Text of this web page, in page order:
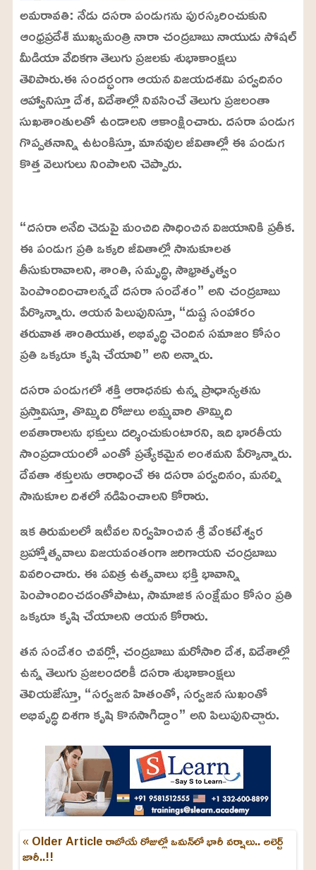
అమరావతి: నేడు దసరా పండుగను పురస్కరించుకుని
ఆంధ్రప్రదేశ్ ముఖ్యమంత్రి నారా చంద్రబాబు నాయుడు సోషల్
మీడియా వేదికగా తెలుగు ప్రజలకు శుభాకాంక్షలు
తెలిపారు.ఈ సందర్భంగా ఆయన విజయదశమి పర్వదినం
ఆహ్వానిస్తూ దేశ, విదేశాల్లో నివసించే తెలుగు ప్రజలంతా
సుఖశాంతులతో ఉండాలని ఆకాంక్షించారు. దసరా పండుగ
గొప్పతనాన్ని ఉటంకిస్తూ, మానవుల జీవితాల్లో ఈ పండుగ
కొత్త వెలుగులు నింపాలని చెప్పారు.
U
n
m
u
t
e
a
d
d
:
2
.
6
3
%
“దసరా అనేది చెడుపై మంచిది సాధించిన విజయానికి ప్రతీక.
ఈ పండుగ ప్రతి ఒక్కరి జీవితాల్లో సానుకూలత
తీసుకురావాలని, శాంతి, సమృద్ధి, సౌభ్రాతృత్వం
పెంపొందించాలన్నదే దసరా సందేశం” అని చంద్రబాబు
పేర్కొన్నారు. ఆయన పిలుపునిస్తూ, “దుష్ట సంహారం
తరువాత శాంతియుత, అభివృద్ధి చెందిన సమాజం కోసం
ప్రతి ఒక్కరూ కృషి చేయాలి” అని అన్నారు.
దసరా పండుగలో శక్తి ఆరాధనకు ఉన్న ప్రాధాన్యతను
ప్రస్తావిస్తూ, తొమ్మిది రోజులు అమ్మవారి తొమ్మిది
అవతారాలను భక్తులు దర్శించుకుంటారని, ఇది భారతీయ
సాంప్రదాయంలో ఎంతో ప్రత్యేకమైన అంశమని పేర్కొన్నారు.
దేవతా శక్తులను ఆరాధించే ఈ దసరా పర్వదినం, మనల్ని
సానుకూల దిశలో నడిపించాలని కోరారు.
ఇక తిరుమలలో ఇటీవల నిర్వహించిన శ్రీ వేంకటేశ్వర
బ్రహ్మోత్సవాలు విజయవంతంగా జరిగాయని చంద్రబాబు
వివరించారు. ఈ పవిత్ర ఉత్సవాలు భక్తి భావాన్ని
పెంపొందించడంతోపాటు, సామాజిక సంక్షేమం కోసం ప్రతి
ఒక్కరూ కృషి చేయాలని ఆయన కోరారు.
తన సందేశం చివర్లో, చంద్రబాబు మరోసారి దేశ, విదేశాల్లో
ఉన్న తెలుగు ప్రజలందరికీ దసరా శుభాకాంక్షలు
తెలియజేస్తూ, “సర్వజన హితంతో, సర్వజన సుఖంతో
అభివృద్ధి దిశగా కృషి కొనసాగిద్దాం” అని పిలుపునిచ్చారు.
« Older Articleరాబోయే రోజుల్లో ఒమన్‌లో భారీ వర్షాలు.. అలెర్ట్
జారీ..!!